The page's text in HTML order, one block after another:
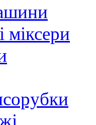
міксери